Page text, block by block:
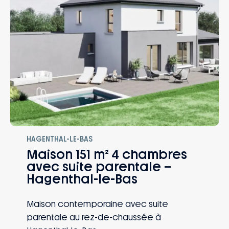
HAGENTHAL-LE-BAS
Maison 151 m² 4 chambres
avec suite parentale –
Hagenthal-le-Bas
Maison contemporaine avec suite
parentale au rez-de-chaussée à